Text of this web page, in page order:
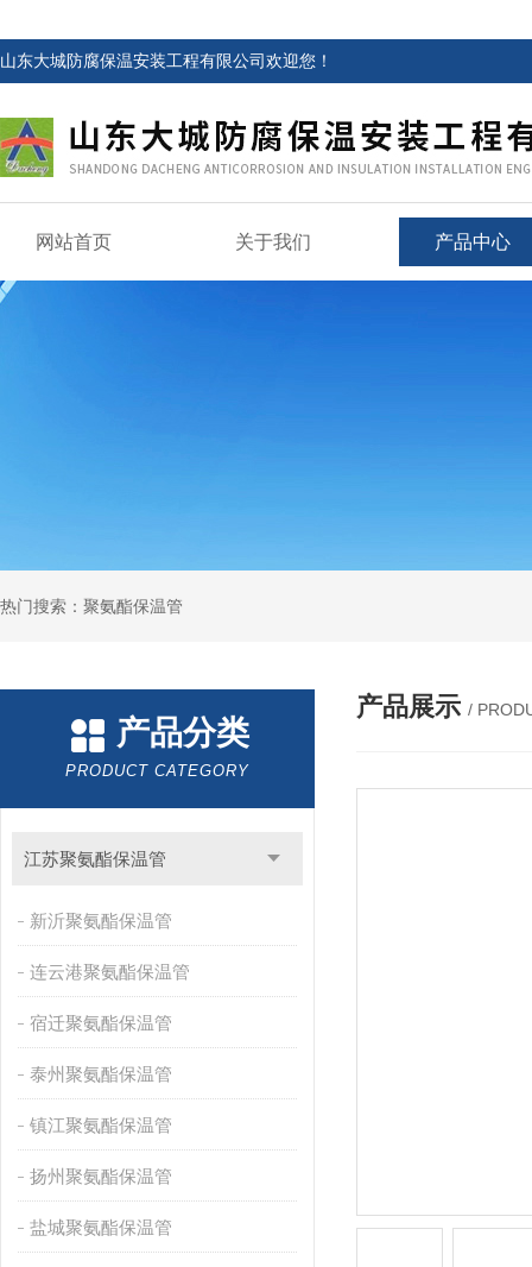
山东大城防腐保温安装工程有限公司欢迎您！
网站首页 关于我们 产品中心
热门搜索：聚氨酯保温管
产品分类
PRODUCT CATEGORY
江苏聚氨酯保温管
新沂聚氨酯保温管
连云港聚氨酯保温管
宿迁聚氨酯保温管
泰州聚氨酯保温管
镇江聚氨酯保温管
扬州聚氨酯保温管
盐城聚氨酯保温管
产品展示 /